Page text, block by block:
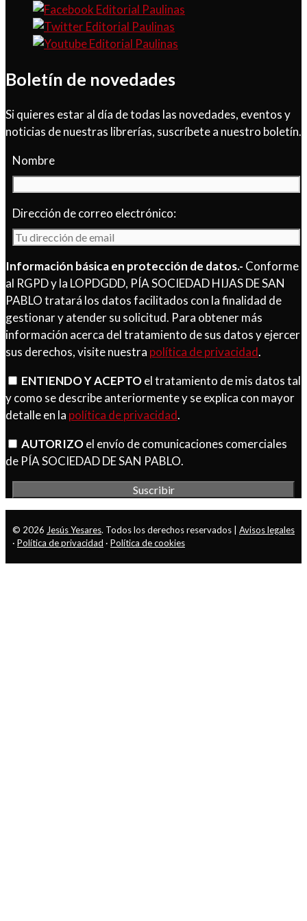
Boletín de novedades
Si quieres estar al día de todas las novedades, eventos y
noticias de nuestras librerías, suscríbete a nuestro boletín.
Nombre
Dirección de correo electrónico:
Información básica en protección de datos.- Conforme
al RGPD y la LOPDGDD, PÍA SOCIEDAD HIJAS DE SAN
PABLO tratará los datos facilitados con la finalidad de
gestionar y atender su solicitud. Para obtener más
información acerca del tratamiento de sus datos y ejercer
sus derechos, visite nuestra política de privacidad.
ENTIENDO Y ACEPTOel tratamiento de mis datos tal
y como se describe anteriormente y se explica con mayor
detalle en la política de privacidad.
AUTORIZOel envío de comunicaciones comerciales
de PÍA SOCIEDAD DE SAN PABLO.
© 2026 Jesús Yesares. Todos los derechos reservados | Avisos legales
· Política de privacidad · Política de cookies